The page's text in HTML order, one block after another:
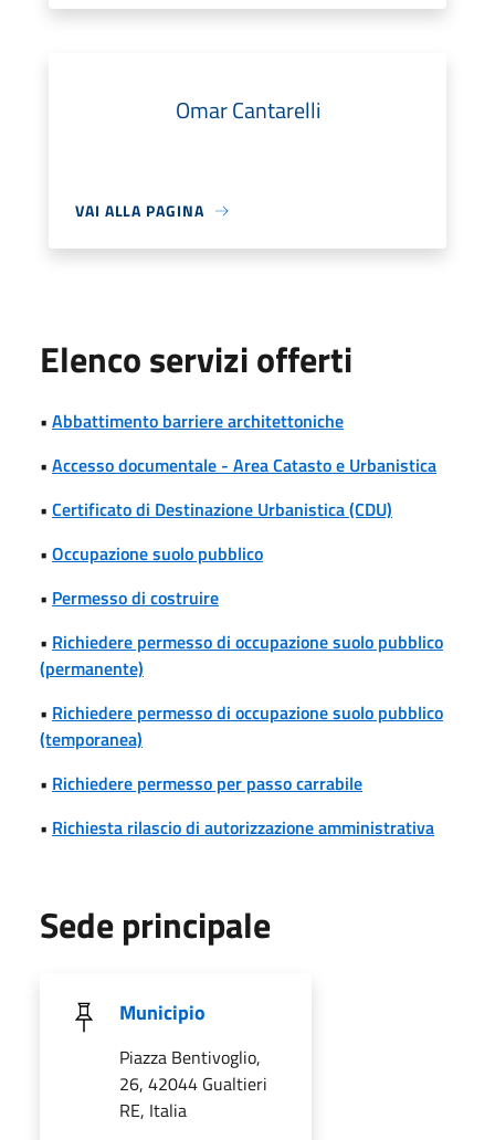
Omar Cantarelli
VAI ALLA PAGINA
Elenco servizi offerti
• Abbattimento barriere architettoniche
• Accesso documentale - Area Catasto e Urbanistica
• Certificato di Destinazione Urbanistica (CDU)
• Occupazione suolo pubblico
• Permesso di costruire
• Richiedere permesso di occupazione suolo pubblico
(permanente)
• Richiedere permesso di occupazione suolo pubblico
(temporanea)
• Richiedere permesso per passo carrabile
• Richiesta rilascio di autorizzazione amministrativa
Sede principale
Municipio
Piazza Bentivoglio,
26, 42044 Gualtieri
RE, Italia